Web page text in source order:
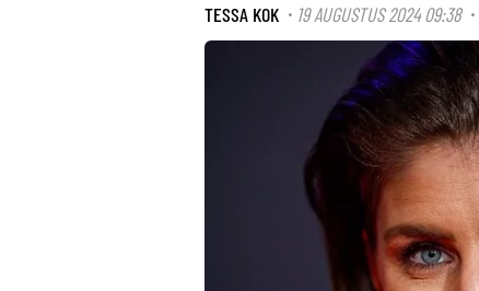
TESSA KOK · 19 AUGUSTUS 2024 09:38·